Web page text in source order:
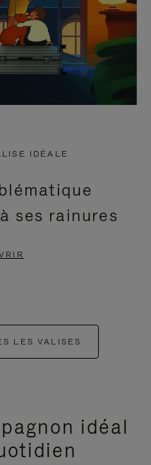
IDÉALE
ses rainures
LES VALISES
idéal